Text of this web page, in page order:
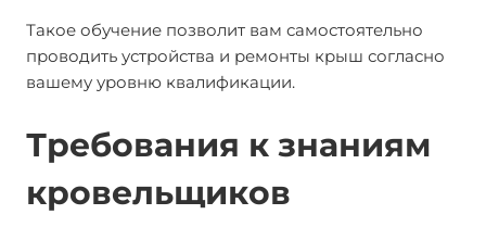
Такое обучение позволит вам самостоятельно
проводить устройства и ремонты крыш согласно
вашему уровню квалификации.
Требования к знаниям
кровельщиков